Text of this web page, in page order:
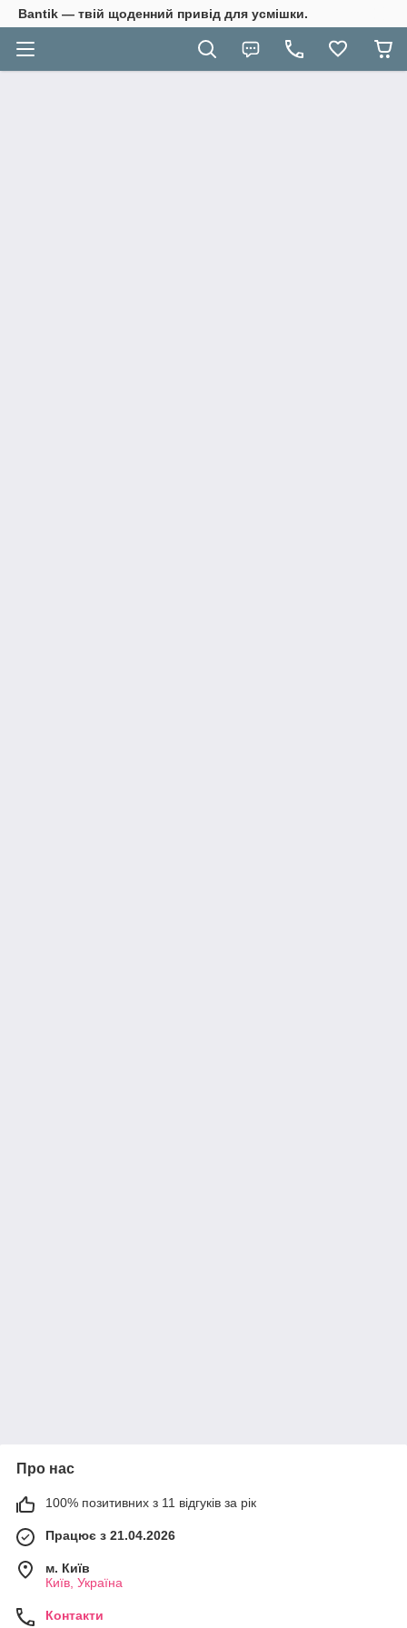
Bantik — твій щоденний привід для усмішки.
Про нас
100% позитивних з 11 відгуків за рік
Працює з 21.04.2026
м. Київ
Київ, Україна
Контакти